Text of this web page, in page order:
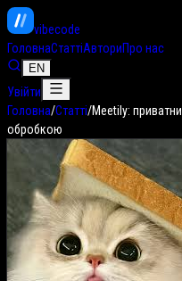
vibecode
ГоловнаСтаттіАвториПро нас
EN
Увійти
Головна/Статті/Meetily:
обробкою